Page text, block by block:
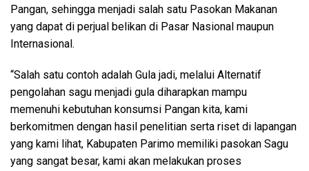
Pangan, sehingga menjadi salah satu Pasokan Makanan
yang dapat di perjual belikan di Pasar Nasional maupun
Internasional.
“Salah satu contoh adalah Gula jadi, melalui Alternatif
pengolahan sagu menjadi gula diharapkan mampu
memenuhi kebutuhan konsumsi Pangan kita, kami
berkomitmen dengan hasil penelitian serta riset di lapangan
yang kami lihat, Kabupaten Parimo memiliki pasokan Sagu
yang sangat besar, kami akan melakukan proses